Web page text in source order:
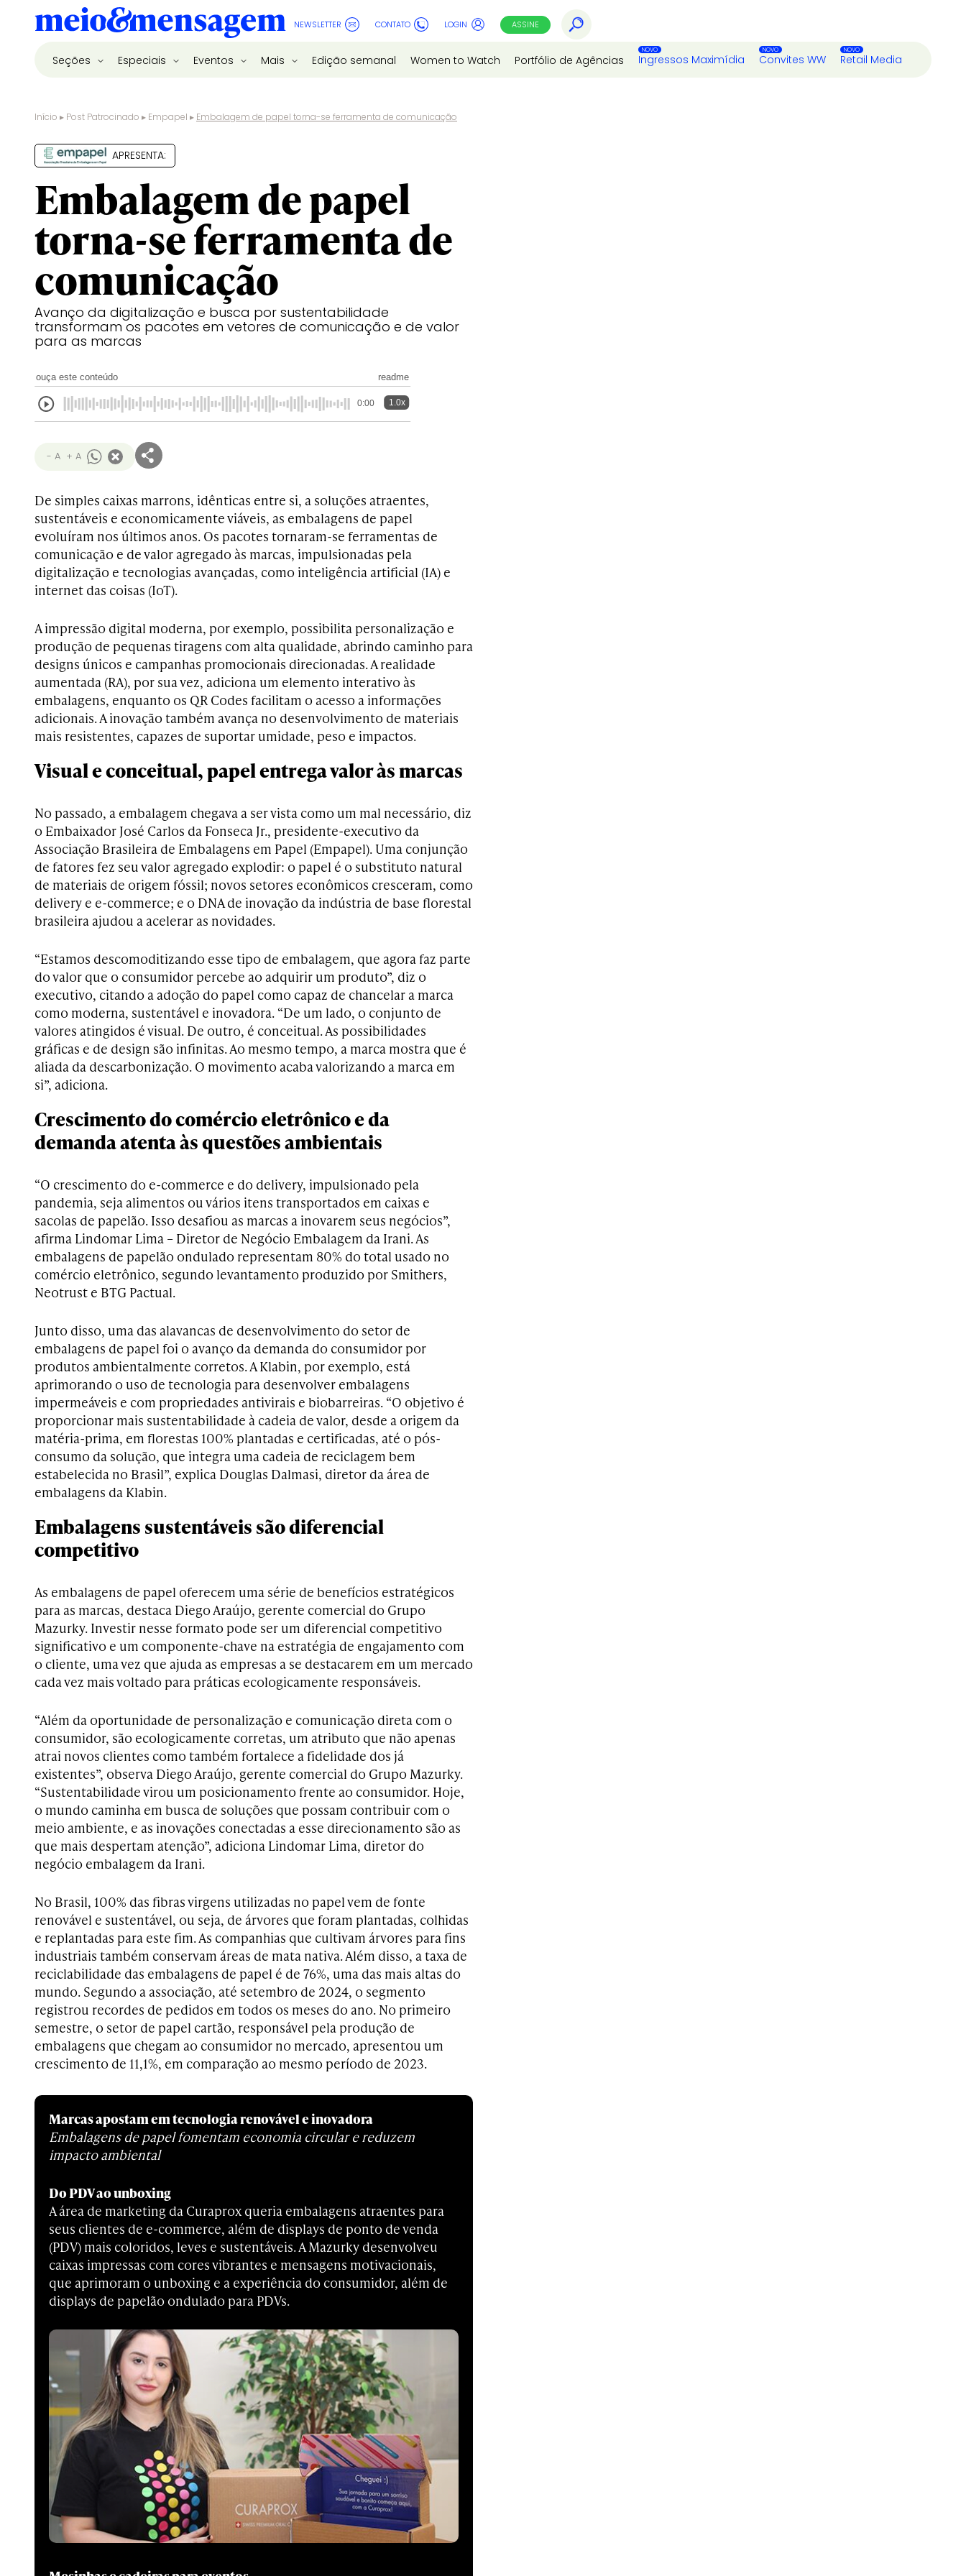
NEWSLETTER CONTATO LOGIN ASSINE
Seções Especiais Eventos Mais Edição semanal Women to Watch Portfólio de Agências Ingressos Maximídia Convites WW Retail Media
Início ▸ Post Patrocinado ▸ Empapel ▸ Embalagem de papel torna-se ferramenta de comunicação
APRESENTA:
Embalagem de papel
torna-se ferramenta de
comunicação
Avanço da digitalização e busca por sustentabilidade
transformam os pacotes em vetores de comunicação e de valor
para as marcas
ouça este conteúdo readme
0:00 1.0x
- A + A
De simples caixas marrons, idênticas entre si, a soluções atraentes,
sustentáveis e economicamente viáveis, as embalagens de papel
evoluíram nos últimos anos. Os pacotes tornaram-se ferramentas de
comunicação e de valor agregado às marcas, impulsionadas pela
digitalização e tecnologias avançadas, como inteligência artificial (IA) e
internet das coisas (IoT).
A impressão digital moderna, por exemplo, possibilita personalização e
produção de pequenas tiragens com alta qualidade, abrindo caminho para
designs únicos e campanhas promocionais direcionadas. A realidade
aumentada (RA), por sua vez, adiciona um elemento interativo às
embalagens, enquanto os QR Codes facilitam o acesso a informações
adicionais. A inovação também avança no desenvolvimento de materiais
mais resistentes, capazes de suportar umidade, peso e impactos.
Visual e conceitual, papel entrega valor às marcas
No passado, a embalagem chegava a ser vista como um mal necessário, diz
o Embaixador José Carlos da Fonseca Jr., presidente-executivo da
Associação Brasileira de Embalagens em Papel (Empapel). Uma conjunção
de fatores fez seu valor agregado explodir: o papel é o substituto natural
de materiais de origem fóssil; novos setores econômicos cresceram, como
delivery e e-commerce; e o DNA de inovação da indústria de base florestal
brasileira ajudou a acelerar as novidades.
“Estamos descomoditizando esse tipo de embalagem, que agora faz parte
do valor que o consumidor percebe ao adquirir um produto”, diz o
executivo, citando a adoção do papel como capaz de chancelar a marca
como moderna, sustentável e inovadora. “De um lado, o conjunto de
valores atingidos é visual. De outro, é conceitual. As possibilidades
gráficas e de design são infinitas. Ao mesmo tempo, a marca mostra que é
aliada da descarbonização. O movimento acaba valorizando a marca em
si”, adiciona.
Crescimento do comércio eletrônico e da
demanda atenta às questões ambientais
“O crescimento do e-commerce e do delivery, impulsionado pela
pandemia, seja alimentos ou vários itens transportados em caixas e
sacolas de papelão. Isso desafiou as marcas a inovarem seus negócios”,
afirma Lindomar Lima – Diretor de Negócio Embalagem da Irani. As
embalagens de papelão ondulado representam 80% do total usado no
comércio eletrônico, segundo levantamento produzido por Smithers,
Neotrust e BTG Pactual.
Junto disso, uma das alavancas de desenvolvimento do setor de
embalagens de papel foi o avanço da demanda do consumidor por
produtos ambientalmente corretos. A Klabin, por exemplo, está
aprimorando o uso de tecnologia para desenvolver embalagens
impermeáveis e com propriedades antivirais e biobarreiras. “O objetivo é
proporcionar mais sustentabilidade à cadeia de valor, desde a origem da
matéria-prima, em florestas 100% plantadas e certificadas, até o pós-
consumo da solução, que integra uma cadeia de reciclagem bem
estabelecida no Brasil”, explica Douglas Dalmasi, diretor da área de
embalagens da Klabin.
Embalagens sustentáveis são diferencial
competitivo
As embalagens de papel oferecem uma série de benefícios estratégicos
para as marcas, destaca Diego Araújo, gerente comercial do Grupo
Mazurky. Investir nesse formato pode ser um diferencial competitivo
significativo e um componente-chave na estratégia de engajamento com
o cliente, uma vez que ajuda as empresas a se destacarem em um mercado
cada vez mais voltado para práticas ecologicamente responsáveis.
“Além da oportunidade de personalização e comunicação direta com o
consumidor, são ecologicamente corretas, um atributo que não apenas
atrai novos clientes como também fortalece a fidelidade dos já
existentes”, observa Diego Araújo, gerente comercial do Grupo Mazurky.
“Sustentabilidade virou um posicionamento frente ao consumidor. Hoje,
o mundo caminha em busca de soluções que possam contribuir com o
meio ambiente, e as inovações conectadas a esse direcionamento são as
que mais despertam atenção”, adiciona Lindomar Lima, diretor do
negócio embalagem da Irani.
No Brasil, 100% das fibras virgens utilizadas no papel vem de fonte
renovável e sustentável, ou seja, de árvores que foram plantadas, colhidas
e replantadas para este fim. As companhias que cultivam árvores para fins
industriais também conservam áreas de mata nativa. Além disso, a taxa de
reciclabilidade das embalagens de papel é de 76%, uma das mais altas do
mundo. Segundo a associação, até setembro de 2024, o segmento
registrou recordes de pedidos em todos os meses do ano. No primeiro
semestre, o setor de papel cartão, responsável pela produção de
embalagens que chegam ao consumidor no mercado, apresentou um
crescimento de 11,1%, em comparação ao mesmo período de 2023.
Marcas apostam em tecnologia renovável e inovadora
Embalagens de papel fomentam economia circular e reduzem
impacto ambiental
Do PDV ao unboxing
A área de marketing da Curaprox queria embalagens atraentes para
seus clientes de e-commerce, além de displays de ponto de venda
(PDV) mais coloridos, leves e sustentáveis. A Mazurky desenvolveu
caixas impressas com cores vibrantes e mensagens motivacionais,
que aprimoram o unboxing e a experiência do consumidor, além de
displays de papelão ondulado para PDVs.